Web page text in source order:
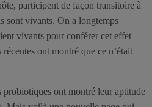
participent de façon transitoire à
sont vivants. On a longtemps
vivants pour conférer cet effet
ont montré que ce n’était
probiotiques ont montré leur aptitude